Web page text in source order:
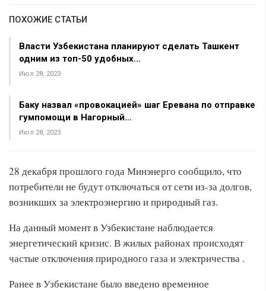
ПОХОЖИЕ СТАТЬИ
Власти Узбекистана планируют сделать Ташкент
одним из топ-50 удобных…
Июл 28, 2023
Баку назвал «провокацией» шаг Еревана по отправке
гумпомощи в Нагорный…
Июл 28, 2023
28 декабря прошлого года Минэнерго сообщило, что
потребители не будут отключаться от сети из-за долгов,
возникших за электроэнергию и природный газ.
На данный момент в Узбекистане наблюдается
энергетический кризис. В жилых районах происходят
частые отключения природного газа и электричества .
Ранее в Узбекистане было введено временное